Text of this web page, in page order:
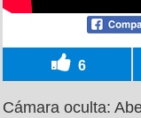
6
Cámara oculta: